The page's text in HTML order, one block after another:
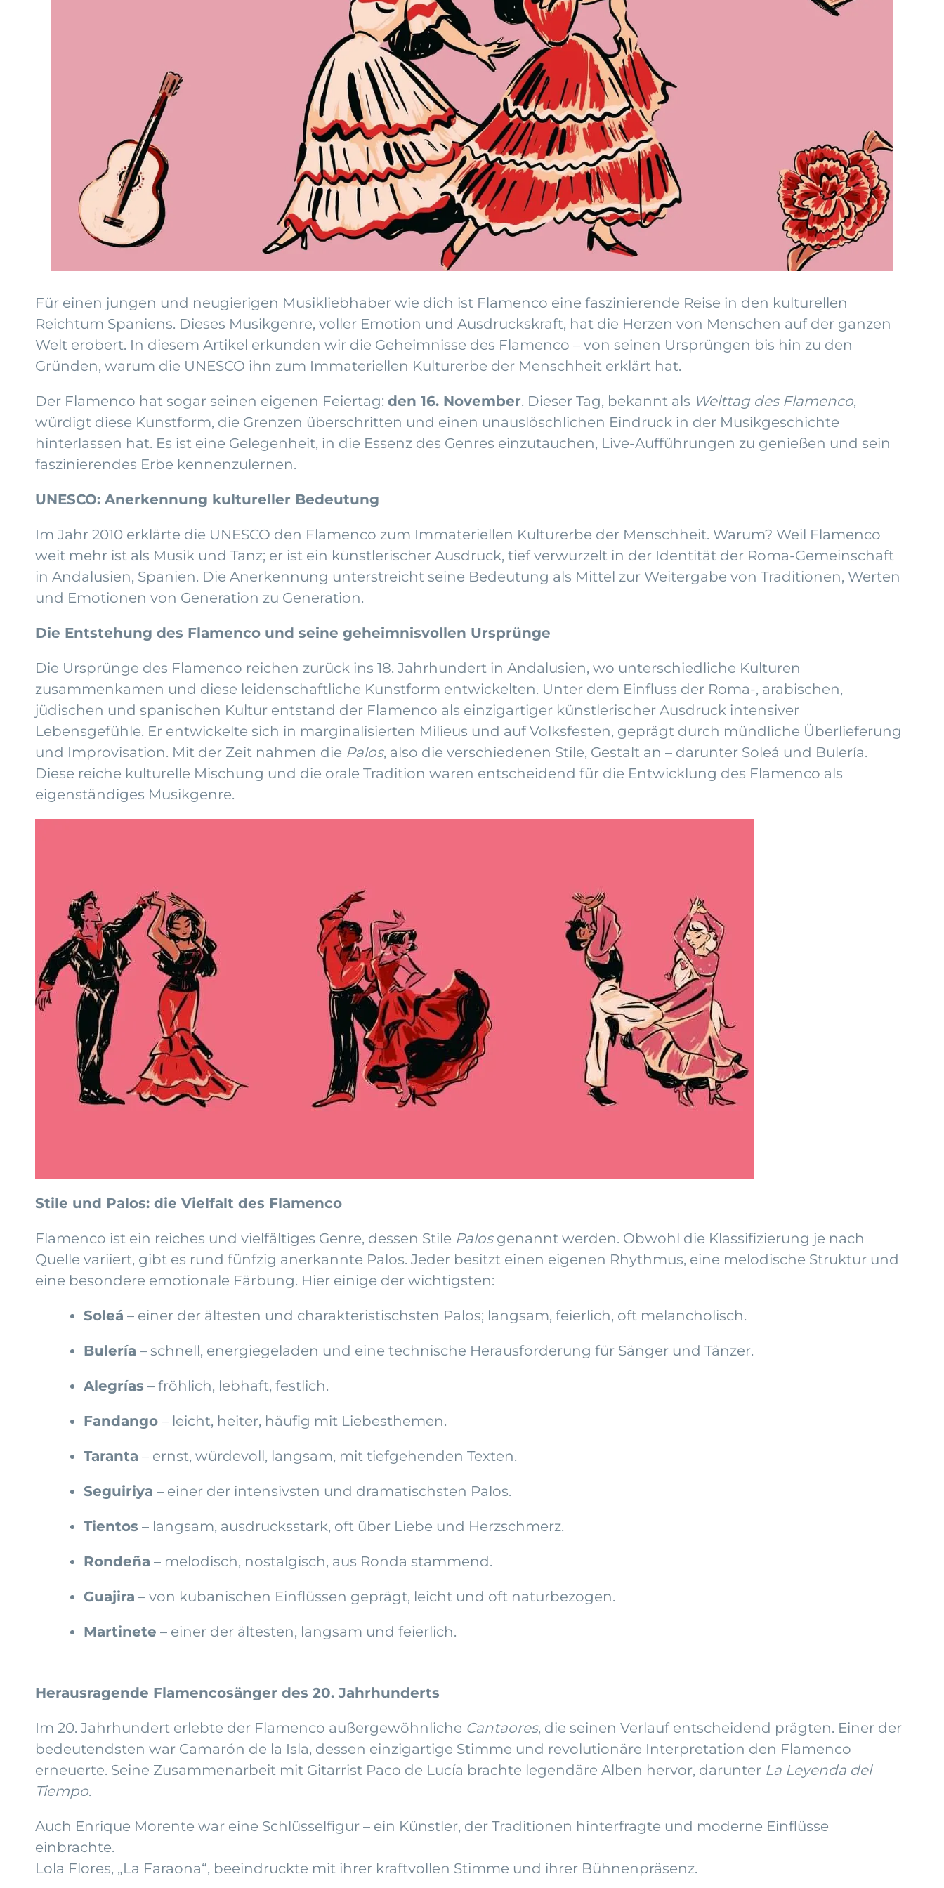
Für einen jungen und neugierigen Musikliebhaber wie dich ist Flamenco eine faszinierende Reise in den kulturellen
Reichtum Spaniens. Dieses Musikgenre, voller Emotion und Ausdruckskraft, hat die Herzen von Menschen auf der ganzen
Welt erobert. In diesem Artikel erkunden wir die Geheimnisse des Flamenco – von seinen Ursprüngen bis hin zu den
Gründen, warum die UNESCO ihn zum Immateriellen Kulturerbe der Menschheit erklärt hat.
Der Flamenco hat sogar seinen eigenen Feiertag: den 16. November. Dieser Tag, bekannt als Welttag des Flamenco,
würdigt diese Kunstform, die Grenzen überschritten und einen unauslöschlichen Eindruck in der Musikgeschichte
hinterlassen hat. Es ist eine Gelegenheit, in die Essenz des Genres einzutauchen, Live-Aufführungen zu genießen und sein
faszinierendes Erbe kennenzulernen.
UNESCO: Anerkennung kultureller Bedeutung
Im Jahr 2010 erklärte die UNESCO den Flamenco zum Immateriellen Kulturerbe der Menschheit. Warum? Weil Flamenco
weit mehr ist als Musik und Tanz; er ist ein künstlerischer Ausdruck, tief verwurzelt in der Identität der Roma-Gemeinschaft
in Andalusien, Spanien. Die Anerkennung unterstreicht seine Bedeutung als Mittel zur Weitergabe von Traditionen, Werten
und Emotionen von Generation zu Generation.
Die Entstehung des Flamenco und seine geheimnisvollen Ursprünge
Die Ursprünge des Flamenco reichen zurück ins 18. Jahrhundert in Andalusien, wo unterschiedliche Kulturen
zusammenkamen und diese leidenschaftliche Kunstform entwickelten. Unter dem Einfluss der Roma-, arabischen,
jüdischen und spanischen Kultur entstand der Flamenco als einzigartiger künstlerischer Ausdruck intensiver
Lebensgefühle. Er entwickelte sich in marginalisierten Milieus und auf Volksfesten, geprägt durch mündliche Überlieferung
und Improvisation. Mit der Zeit nahmen die Palos, also die verschiedenen Stile, Gestalt an – darunter Soleá und Bulería.
Diese reiche kulturelle Mischung und die orale Tradition waren entscheidend für die Entwicklung des Flamenco als
eigenständiges Musikgenre.
Stile und Palos: die Vielfalt des Flamenco
Flamenco ist ein reiches und vielfältiges Genre, dessen Stile Palosgenannt werden. Obwohl die Klassifizierung je nach
Quelle variiert, gibt es rund fünfzig anerkannte Palos. Jeder besitzt einen eigenen Rhythmus, eine melodische Struktur und
eine besondere emotionale Färbung. Hier einige der wichtigsten:
Soleá – einer der ältesten und charakteristischsten Palos; langsam, feierlich, oft melancholisch.
Bulería – schnell, energiegeladen und eine technische Herausforderung für Sänger und Tänzer.
Alegrías – fröhlich, lebhaft, festlich.
Fandango – leicht, heiter, häufig mit Liebesthemen.
Taranta – ernst, würdevoll, langsam, mit tiefgehenden Texten.
Seguiriya – einer der intensivsten und dramatischsten Palos.
Tientos – langsam, ausdrucksstark, oft über Liebe und Herzschmerz.
Rondeña – melodisch, nostalgisch, aus Ronda stammend.
Guajira – von kubanischen Einflüssen geprägt, leicht und oft naturbezogen.
Martinete – einer der ältesten, langsam und feierlich.
Herausragende Flamencosänger des 20. Jahrhunderts
Im 20. Jahrhundert erlebte der Flamenco außergewöhnliche Cantaores, die seinen Verlauf entscheidend prägten. Einer der
bedeutendsten war Camarón de la Isla, dessen einzigartige Stimme und revolutionäre Interpretation den Flamenco
erneuerte. Seine Zusammenarbeit mit Gitarrist Paco de Lucía brachte legendäre Alben hervor, darunter La Leyenda del
Tiempo.
Auch Enrique Morente war eine Schlüsselfigur – ein Künstler, der Traditionen hinterfragte und moderne Einflüsse
einbrachte.
Lola Flores, „La Faraona“, beeindruckte mit ihrer kraftvollen Stimme und ihrer Bühnenpräsenz.